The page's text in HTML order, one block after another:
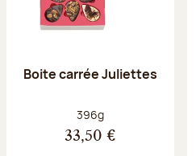
Boite carrée Juliettes
Poids net :
396g
33,50 €